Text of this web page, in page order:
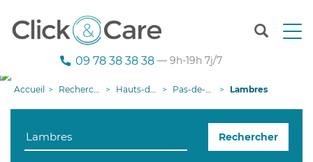
T
n
09 78 38 38 38 — 9h-19h 7j/7
Accueil Recherche aide à domicile Hauts-de-France Pas-de-Calais Lambres
Rechercher